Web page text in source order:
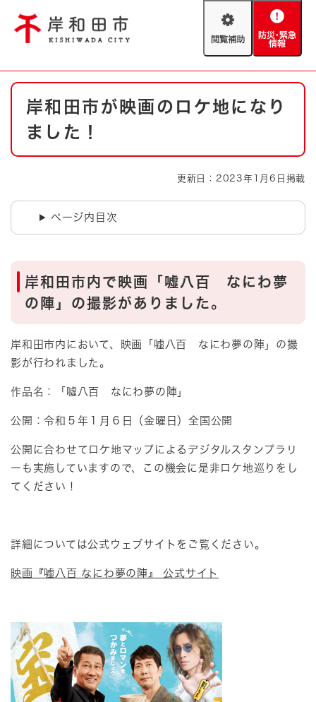
閲
助
防
緊
情
やさしい日本語
防災・緊急情報 救急・消防
ハザードマップ
本
岸和田市が映画のロケ地になり
ました！
更新日：2023年1月6日掲載
ページ内目次
岸和田市内で映画「噓八百 なにわ夢
の陣」の撮影がありました。
岸和田市内において、映画「噓八百 なにわ夢の陣」の撮
影が行われました。
作品名：「噓八百 なにわ夢の陣」
公開：令和５年１月６日（金曜日）全国公開
公開に合わせてロケ地マップによるデジタルスタンプラリ
ーも実施していますので、この機会に是非ロケ地巡りをし
てください！
詳細については公式ウェブサイトをご覧ください。
映画『嘘八百 なにわ夢の陣』 公式サイト